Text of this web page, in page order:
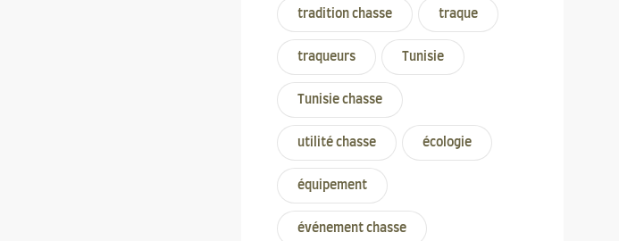
tradition chasse traque
traqueurs Tunisie
Tunisie chasse
utilité chasse écologie
équipement
événement chasse